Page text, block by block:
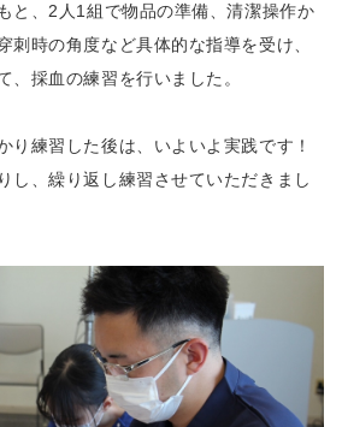
と、2人1組で物品の準備、清潔操作か
刺時の角度など具体的な指導を受け、
、採血の練習を行いました。
り練習した後は、いよいよ実践です！
し、繰り返し練習させていただきまし